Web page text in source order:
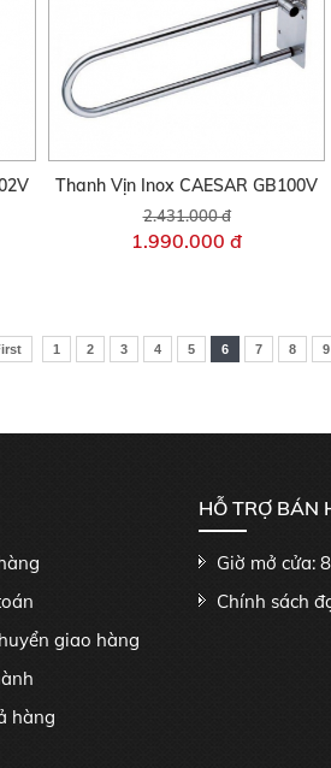
Thanh Vịn Inox CAESAR GB100V
2.431.000 đ
1.990.000 đ
1 2 3 4 5 6 7 8 9
giao hàng
hàng
HỖ TRỢ BÁN
Giờ mở cửa:
Chính sách